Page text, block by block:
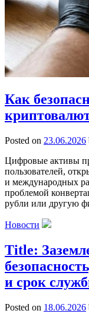
Как
Posted on 23.06.2026
Цифровые активы
пользователей,
и международных
проблемой
рубли или другую
Новости
Title:
и срок
Posted on 18.06.2026